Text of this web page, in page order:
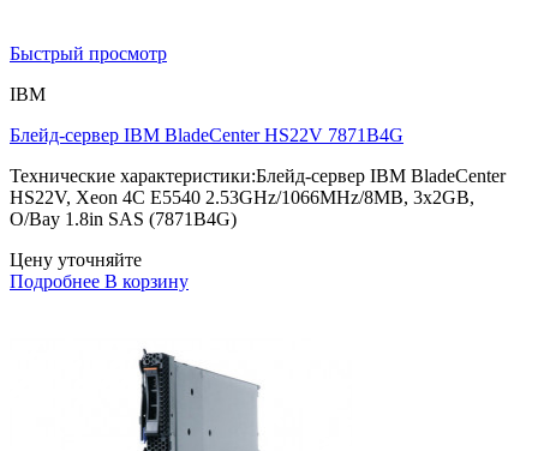
Быстрый просмотр
IBM
Блейд-сервер IBM BladeCenter HS22V 7871B4G
Технические характеристики:Блейд-сервер IBM BladeCenter
HS22V, Xeon 4C E5540 2.53GHz/1066MHz/8MB, 3x2GB,
O/Bay 1.8in SAS (7871B4G)
Цену уточняйте
Подробнее В корзину